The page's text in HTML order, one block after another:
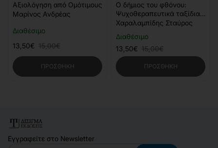
Διαθέσιμο
Αξιολόγηση από Ομότιμους
Μαρίνος Ανδρέας
13,50€ 15,00€
ΠΡΟΣΘΉΚΗ
Διαθέσιμο
Ο δήμιος του φθόνου:
Ψυχοθεραπευτικά ταξίδια
στο άβατον
Χαραλαμπίδης Σταύρος
13,50€ 15,00€
ΠΡΟΣΘΉΚΗ
Εγγραφείτε στο Newsletter